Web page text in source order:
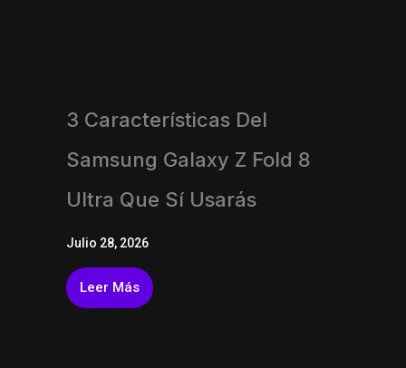
3 Características Del
Samsung Galaxy Z Fold 8
Ultra Que Sí Usarás
Julio 28, 2026
Leer Más